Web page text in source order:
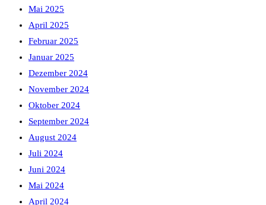
Mai 2025
April 2025
Februar 2025
Januar 2025
Dezember 2024
November 2024
Oktober 2024
September 2024
August 2024
Juli 2024
Juni 2024
Mai 2024
April 2024